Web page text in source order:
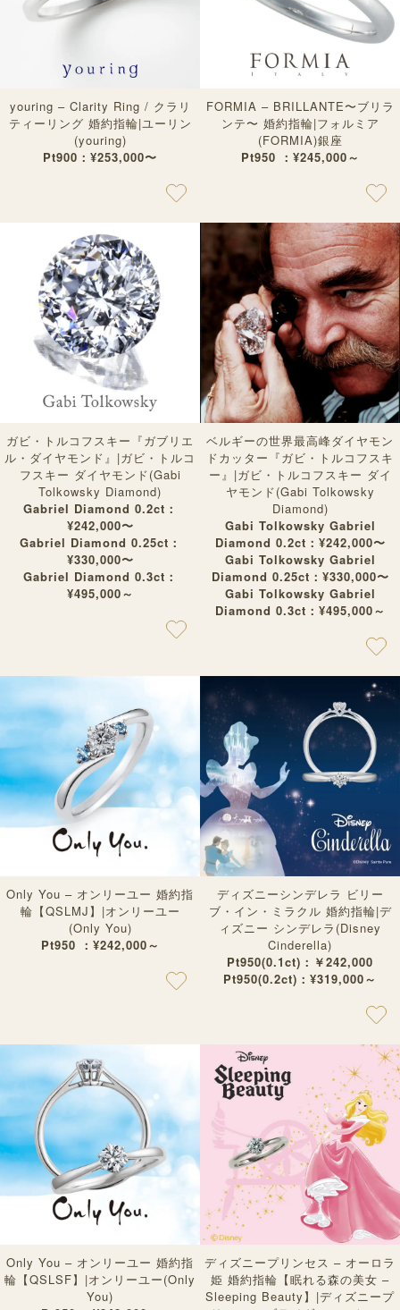
youring – Clarity Ring / クラリ
ティーリング 婚約指輪|ユーリン
(youring)
Pt900：¥253,000〜
FORMIA – BRILLANTE〜ブリラ
ンテ〜 婚約指輪|フォルミア
(FORMIA)銀座
Pt950 ：¥245,000～
ガビ・トルコフスキー『ガブリエ
ル・ダイヤモンド』|ガビ・トルコ
フスキー ダイヤモンド(Gabi
Tolkowsky Diamond)
Gabriel Diamond 0.2ct：
¥242,000〜
Gabriel Diamond 0.25ct：
¥330,000〜
Gabriel Diamond 0.3ct：
¥495,000～
ベルギーの世界最高峰ダイヤモン
ドカッター『ガビ・トルコフスキ
ー』|ガビ・トルコフスキー ダイ
ヤモンド(Gabi Tolkowsky
Diamond)
Gabi Tolkowsky Gabriel
Diamond 0.2ct：¥242,000〜
Gabi Tolkowsky Gabriel
Diamond 0.25ct：¥330,000〜
Gabi Tolkowsky Gabriel
Diamond 0.3ct：¥495,000～
Only You – オンリーユー 婚約指
輪【QSLMJ】|オンリーユー
(Only You)
Pt950 ：¥242,000～
ディズニーシンデレラ ビリー
ブ・イン・ミラクル 婚約指輪|デ
ィズニー シンデレラ(Disney
Cinderella)
Pt950(0.1ct)：￥242,000
Pt950(0.2ct)：¥319,000～
Only You – オンリーユー 婚約指
輪【QSLSF】|オンリーユー(Only
You)
ディズニープリンセス – オーロラ
姫 婚約指輪【眠れる森の美女 –
Sleeping Beauty】|ディズニープ